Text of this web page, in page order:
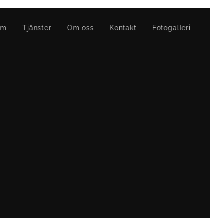
Tjänster Om oss Kontakt Fotogalleri